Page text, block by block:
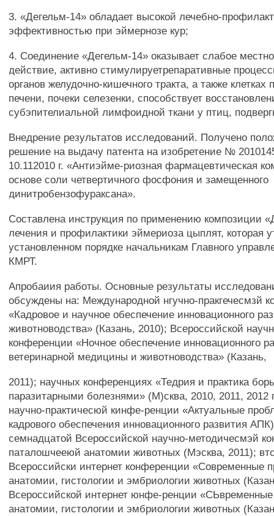
3. «Дегельм-14» обладает высокой лечебно-
эффективностью при эймернозе кур;
4. Соединение «Дегельм-14» оказывает слабое
действие, активно стимулируетрепаративные
органов желудочно-кишечного тракта, а также
печени, почеки селезенки, способствует
субэпителиальной лимфоидной ткани у птиц,
Внедрение результатов исследований. Получено
решение на выдачу патента на изобретение №
10.112010 г. «Антиэйме-риозная фармацевтическая
основе соли четвертичного фосфония и замещенного
динитробензофураксана».
Составлена инструкция по применению композиции
лечения и профилактики эймериоза цыплят, которая
установленном порядке начальникам Главного
КМРТ.
Апробаиия работы. Основные результаты
обсуждены на: Международной нгучно-пракгечесмзй
«Кадровое и научное обеспечение инновационного
животноводства» (Казань, 2010); Всероссийской
конференции «Ночное обеспечение инновационного
ветеринарной медицины и животноводства» (Казань,
2011); научных конференциях «Тедрия и практика
паразитарными болезнями» (М)сква, 2010, 2011, 2012
научно-практичесюй кинфе-ренции «Актуальные
кадрового обеспечения инновационного развития
семнадцатой Всероссийской научно-методичесмэй
паталошчееюй анатомии животных (Мэсква, 2011);
Всероссийски интернет конференции «Современные
анатомии, гистологии и эмбриологии животных
Всероссийской интернет юнфе-ренции
анатомии, гистологии и эмбриологии животных